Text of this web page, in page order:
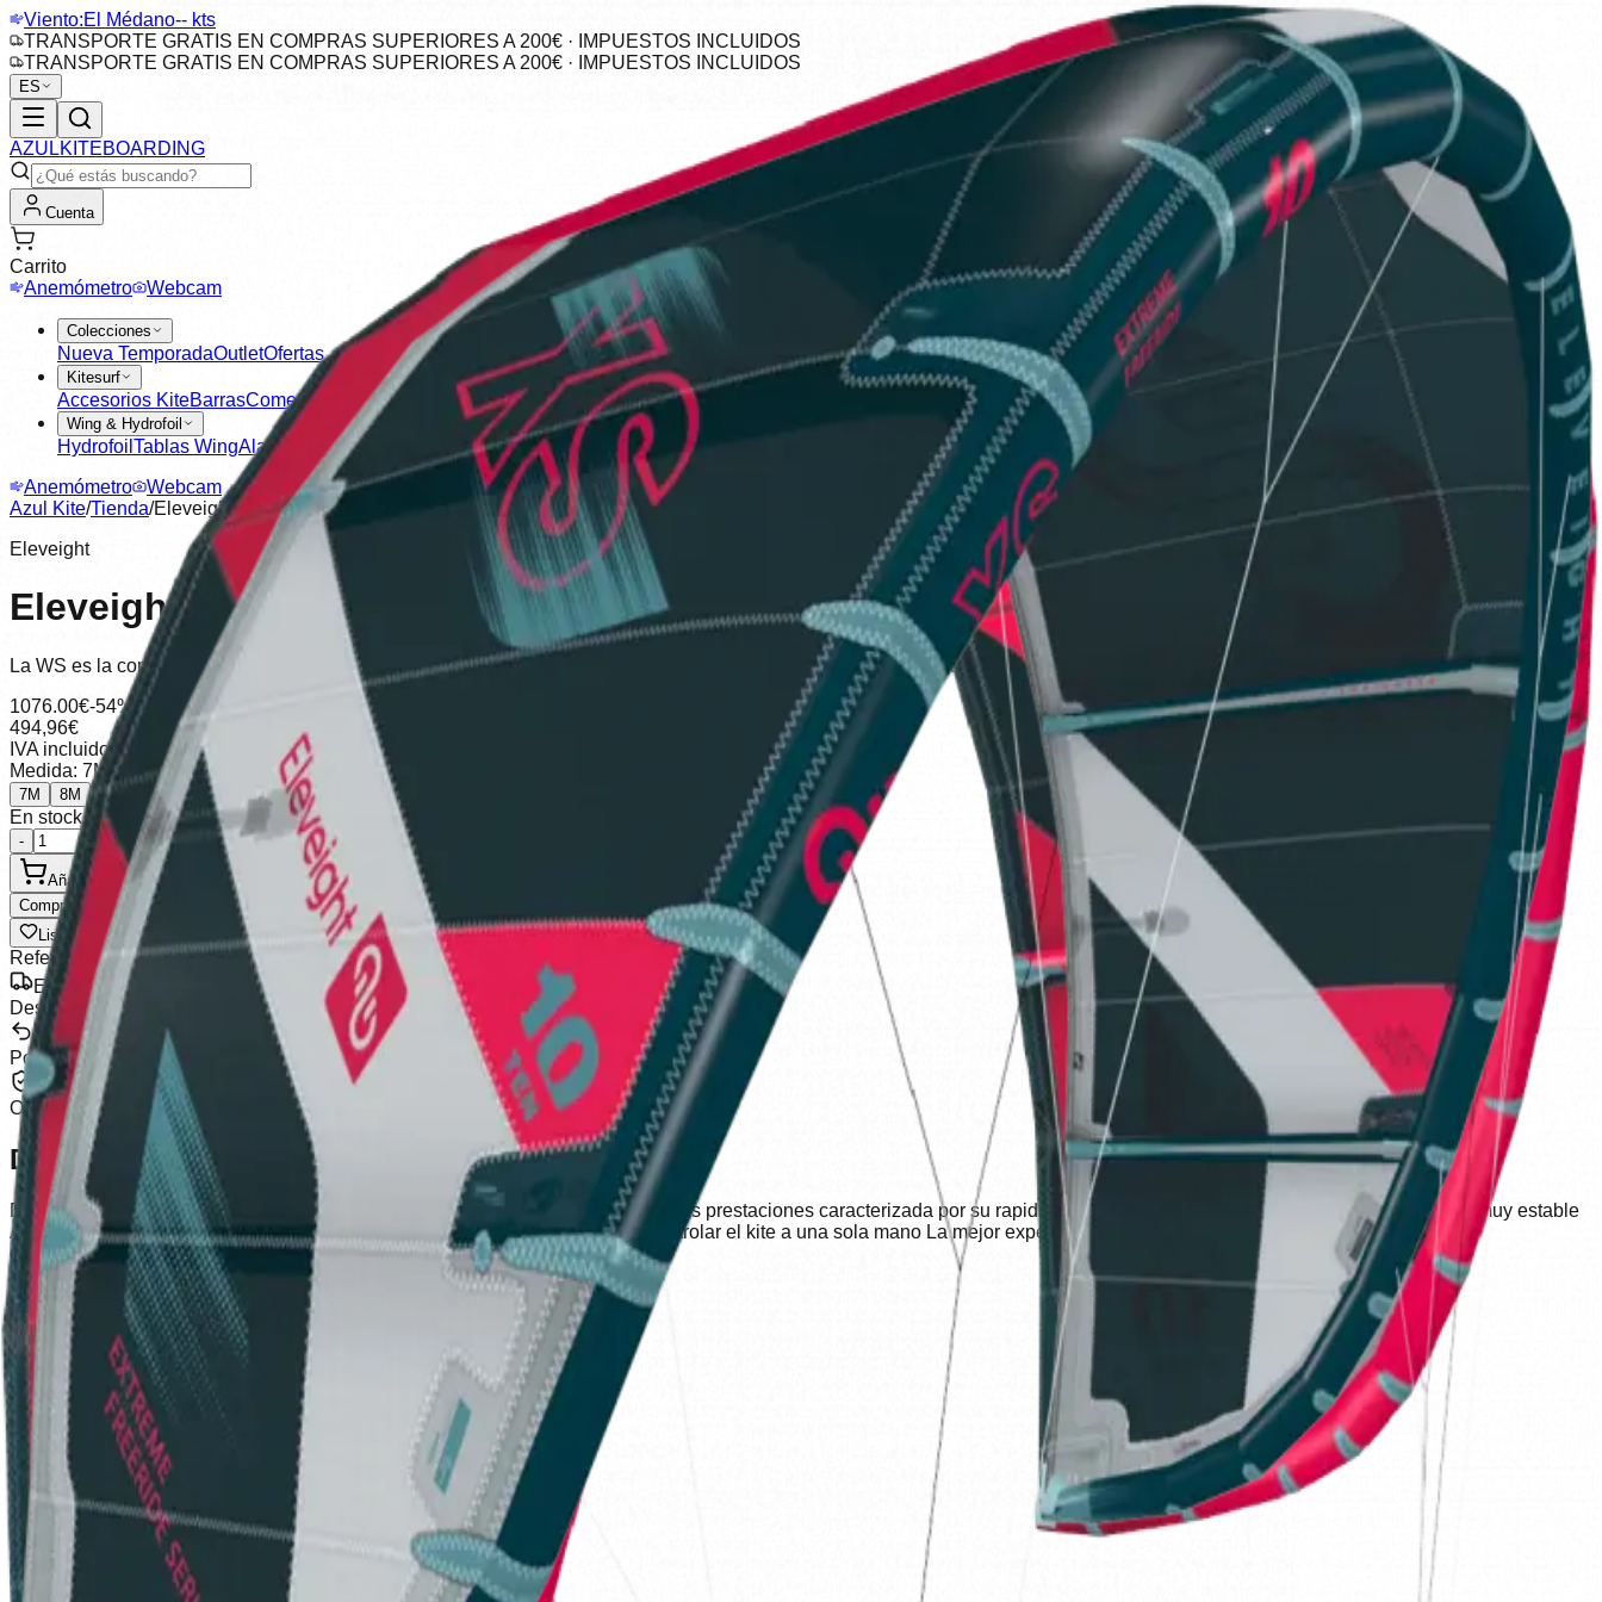
Viento:El Médano-- kts
TRANSPORTE GRATIS EN COMPRAS SUPERIORES A 200€ · IMPUESTOS INCLUIDOS
TRANSPORTE GRATIS EN COMPRAS SUPERIORES A 200€ · IMPUESTOS INCLUIDOS
ES
AZULKITEBOARDING
Cuenta
Carrito
Anemómetro
Webcam
Colecciones
Nueva TemporadaOutletOfertas
Kitesurf
Accesorios KiteBarrasCometas Tablas Kitesurf Pads & Straps
Wing & Hydrofoil
Hydrofoil Tablas WingAlas
Anemómetro
Webcam
Azul Kite/Tienda/Eleveight WSV6
Eleveight
Eleveight WSV6
La WS es la cometa elegida por los surferos para sicronizarse con su estilo de navegar ya que permite realizar las mas complicadas maniobras
1076.00€-54%
494,96€
IVA incluidoEnvío calculado en checkout
Medida: 7M
7M 8M
En stock (5 unidades), envío en 2-5 días
- +
Añadir al Carrito
Comprar Ahora
Lista de Deseos
Compartir
Referencia:
Eleveight WSV6
Envío Gratis
Desde 100€
Devoluciones
Por 30 días
Garantía
Oficial de Marca
Descripción
Diseño open C de tres costillas diseñada para olas, foil y freeride Cometa de altas prestaciones caracterizada por su rapido giro Diseñada para bajar al viento de una manera muy estable
Aspec ratio medio con un gran rango de viento Barra con baja presion para controlar el kite a una sola mano La mejor experiencia en surf
Eleveight Distribuidor Oficial
info@azulkiteboarding.com +34 678 67 51 70
Partner
sognicanarias.com